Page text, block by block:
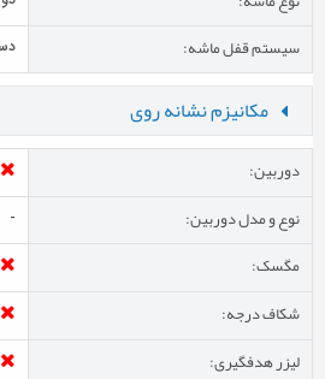
سیستم قفل ماشه:
مکانیزم نشانه روی
دوربین:
نوع و مدل دوربین: -
مگسک:
شکاف درجه:
لیزر هدفگیری: